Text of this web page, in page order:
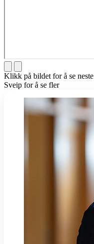
Klikk på bildet for å se neste
Sveip for å se fler